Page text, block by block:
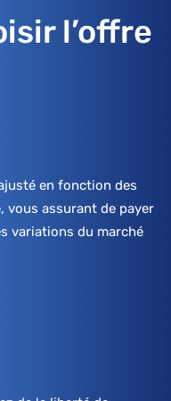
l’offre
en fonction des
vous assurant de payer
variations du marché